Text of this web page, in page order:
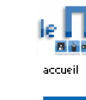
accueil